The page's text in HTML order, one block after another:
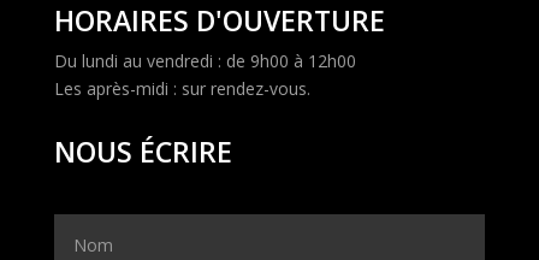
HORAIRES D'OUVERTURE
Du lundi au vendredi : de 9h00 à 12h00
Les après-midi : sur rendez-vous.
NOUS ÉCRIRE